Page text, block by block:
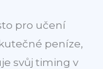
pro učení
peníze,
svůj timing v